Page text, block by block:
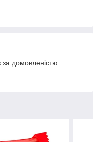
домовленістю